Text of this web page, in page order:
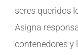
seres queridos
Asigna
contenedores y